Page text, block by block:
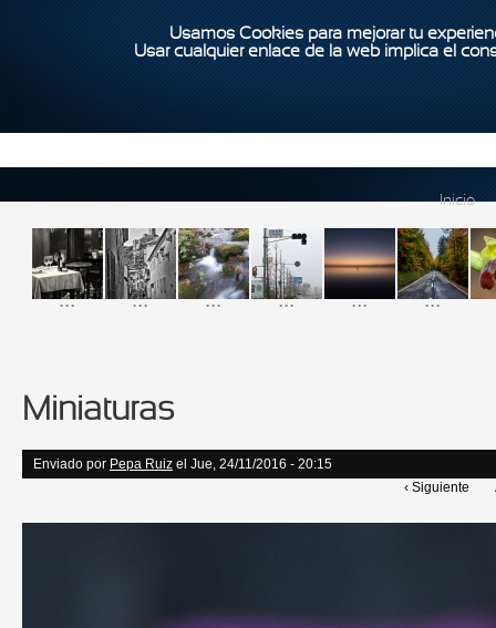
Usamos Cookies para mejorar tu
Usar cualquier enlace de la web implica el
Inicio
... ... ... ... ... ...
Miniaturas
Enviado por Pepa Ruiz el Jue, 24/11/2016 - 20:15
‹ Siguiente